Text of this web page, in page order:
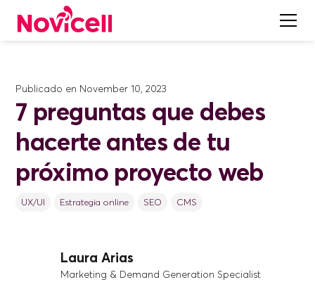
Publicado en November 10, 2023
7 preguntas que debes
hacerte antes de tu
próximo proyecto web
UX/UI Estrategia online SEO CMS
Laura Arias
Marketing & Demand Generation Specialist